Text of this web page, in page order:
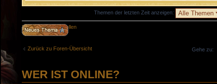
Themen der letzten Zeit anzeigen:
Neues Thema erstellen
Zurück zu Foren-Übersicht Gehe zu:
WER IST ONLINE?